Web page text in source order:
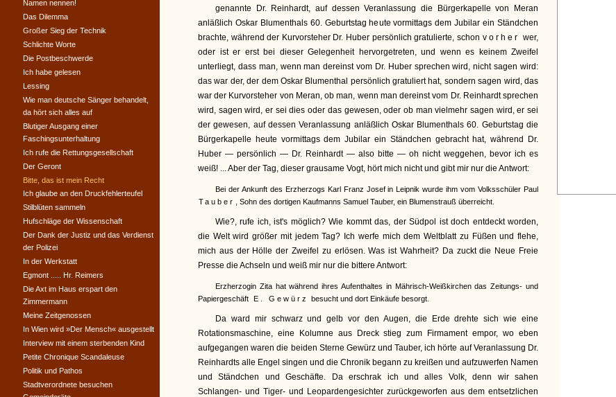
genannte Dr. Reinhardt, auf dessen Veranlassung die Bürgerkapelle von Meran
anläßlich Oskar Blumenthals 60. Geburtstag heute vormittags dem Jubilar ein Ständchen
brachte, während der Kurvorsteher Dr. Huber persönlich gratulierte, schon vorher wer,
oder ist er erst bei dieser Gelegenheit hervorgetreten, und wenn es keinem Zweifel
unterliegt, dass man, wenn man dereinst vom Dr. Huber sprechen wird, nicht sagen wird:
das war der, der dem Oskar Blumenthal persönlich gratuliert hat, sondern sagen wird, das
war der Kurvorsteher von Meran, ob man, wenn man dereinst vom Dr. Reinhardt sprechen
wird, sagen wird, er sei dies oder das gewesen, oder ob man vielmehr sagen wird, er sei
der gewesen, auf dessen Veranlassung anläßlich Oskar Blumenthals 60. Geburtstag die
Bürgerkapelle heute vormittags dem Jubilar ein Ständchen gebracht hat, während Dr.
Huber — persönlich — Dr. Reinhardt — also bitte — oh nicht weggehen, bevor ich es
weiß! ... Aber der Tag, dieser grausame Vogt, hört mich nicht und gibt mir nur die Antwort:
Bei der Ankunft des Erzherzogs Karl Franz Josef in Leipnik wurde ihm vom Volksschüler Paul
Tauber
, Sohn des dortigen Kaufmanns Samuel Tauber, ein Blumenstrauß überreicht.
Wie?, rufe ich, ist's möglich? Wie kommt das, der Südpol ist doch entdeckt worden,
die Welt wird größer mit jedem Tag? Ich werfe mich dem Weltblatt zu Füßen und flehe,
mich aus der Hölle der Zweifel zu erlösen. Was ist Wahrheit? Da zuckt die Neue Freie
Presse die Achseln und weiß mir nur die bittere Antwort:
Erzherzogin Zita hat während ihres Aufenthaltes in Mährisch-Weißkirchen das Zeitungs- und
Papiergeschäft E. Gewürz besucht und dort Einkäufe besorgt.
Da ward mir schwarz und gelb vor den Augen, die Erde drehte sich wie eine
Rotationsmaschine, eine Kolumne aus Dreck stieg zum Firmament empor, wo eben
aufgegangen waren die beiden Sterne Gewürz und Tauber, ich hörte auf Veranlassung Dr.
Reinhardts alle Engel singen und die Chronik begann zu kreißen und aufzuwerfen Namen
und Ständchen und Geschäfte. Da erschrak ich und alles Volk, denn wir sahen
Schlangen- und Tiger- und Leopardengesichter zurückgeworfen aus dem entsetzlichen
Namen nennen!
Das Dilemma
Großer Sieg der Technik
Schlichte Worte
Die Postbeschwerde
Ich habe gelesen
Lessing
Wie man deutsche Sänger behandelt,
da hört sich alles auf
Blutiger Ausgang einer
Faschingsunterhaltung
Ich rufe die Rettungsgesellschaft
Der Geront
Bitte, das ist mein Recht
Ich glaube an den Druckfehlerteufel
Stilblüten sammeln
Hufschläge der Wissenschaft
Der Dank der Justiz und das Verdienst
der Polizei
In der Werkstatt
Egmont ..... Hr. Reimers
Die Axt im Haus erspart den
Zimmermann
Meine Zeitgenossen
In Wien wird »Der Mensch« ausgestellt
Interview mit einem sterbenden Kind
Petite Chronique Scandaleuse
Politik und Pathos
Stadtverordnete besuchen